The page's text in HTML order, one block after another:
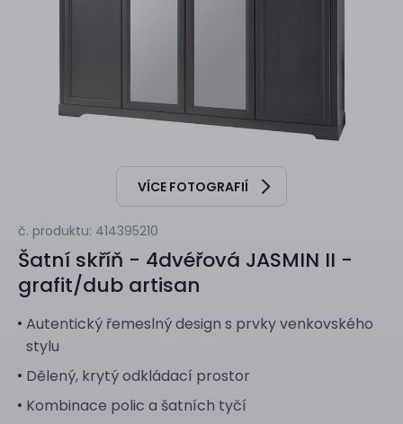
VÍCE FOTOGRAFIÍ
č. produktu: 414395210
Šatní skříň - 4dvéřová JASMIN II -
grafit/dub artisan
Autentický řemeslný design s prvky venkovského
stylu
Dělený, krytý odkládací prostor
Kombinace polic a šatních tyčí